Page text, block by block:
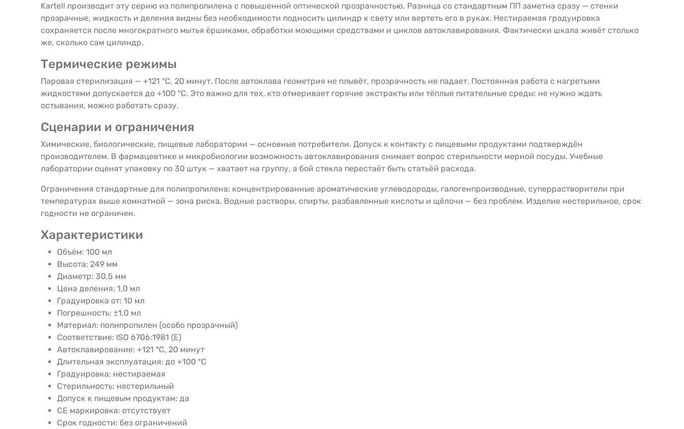
Kartell производит эту серию из полипропилена с повышенной оптической прозрачностью. Разница со стандартным ПП заметна сразу — стенки
прозрачные, жидкость и деления видны без необходимости подносить цилиндр к свету или вертеть его в руках. Нестираемая градуировка
сохраняется после многократного мытья ёршиками, обработки моющими средствами и циклов автоклавирования. Фактически шкала живёт столько
же, сколько сам цилиндр.
Термические режимы
Паровая стерилизация — +121 °C, 20 минут. После автоклава геометрия не плывёт, прозрачность не падает. Постоянная работа с нагретыми
жидкостями допускается до +100 °C. Это важно для тех, кто отмеривает горячие экстракты или тёплые питательные среды: не нужно ждать
остывания, можно работать сразу.
Сценарии и ограничения
Химические, биологические, пищевые лаборатории — основные потребители. Допуск к контакту с пищевыми продуктами подтверждён
производителем. В фармацевтике и микробиологии возможность автоклавирования снимает вопрос стерильности мерной посуды. Учебные
лаборатории оценят упаковку по 30 штук — хватает на группу, а бой стекла перестаёт быть статьёй расхода.
Ограничения стандартные для полипропилена: концентрированные ароматические углеводороды, галогенпроизводные, суперрастворители при
температурах выше комнатной — зона риска. Водные растворы, спирты, разбавленные кислоты и щёлочи — без проблем. Изделие нестерильное, срок
годности не ограничен.
Характеристики
Объём: 100 мл
Высота: 249 мм
Диаметр: 30,5 мм
Цена деления: 1,0 мл
Градуировка от: 10 мл
Погрешность: ±1,0 мл
Материал: полипропилен (особо прозрачный)
Соответствие: ISO 6706:1981 (E)
Автоклавирование: +121 °C, 20 минут
Длительная эксплуатация: до +100 °C
Градуировка: нестираемая
Стерильность: нестерильный
Допуск к пищевым продуктам: да
CE маркировка: отсутствует
Срок годности: без ограничений